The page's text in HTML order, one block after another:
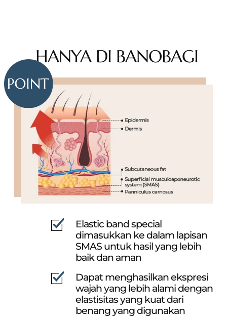
HANYA DI BANOBAGI
Elastic band special
dimasukkan ke dalam lapisan
SMAS untuk hasil yang lebih
baik dan aman
Dapat menghasilkan ekspresi
wajah yang lebih alamidengan
elastisitas yang kuat dari
benang yang digunakan